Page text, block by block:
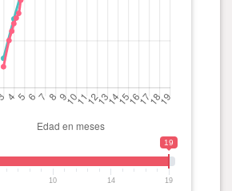
19
10 14 19